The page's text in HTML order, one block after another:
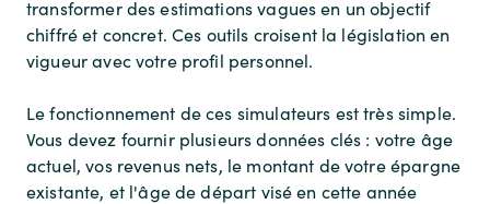
transformer des estimations vagues en un objectif
chiffré et concret. Ces outils croisent la législation en
vigueur avec votre profil personnel.
Le fonctionnement de ces simulateurs est très simple.
Vous devez fournir plusieurs données clés : votre âge
actuel, vos revenus nets, le montant de votre épargne
existante, et l'âge de départ visé en cette année